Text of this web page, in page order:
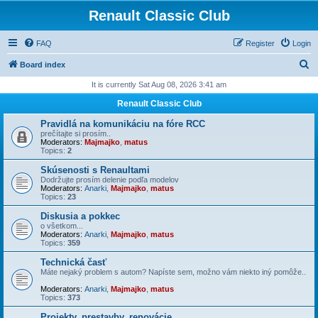
Renault Classic Club
FAQ Login
Register
Board index
r
It is currently Sat Aug 08, 2026 3:41 am
Renault Classic Club
Pravidlá na komunikáciu na fóre RCC
prečítajte si prosím..
Moderators: Majmajko matus
Topics: 2
Skúsenosti s Renaultami
Dodržujte prosím delenie podľa modelov
Moderators: Anarki Majmajko matus
Topics: 23
Diskusia a pokkec
o všetkom...
Moderators: Anarki Majmajko matus
Topics: 359
Technická časť
Máte nejaký problem s autom? Napíste sem, možno vám niekto iný pomôže..
Moderators: Anarki Majmajko matus
Topics: 373